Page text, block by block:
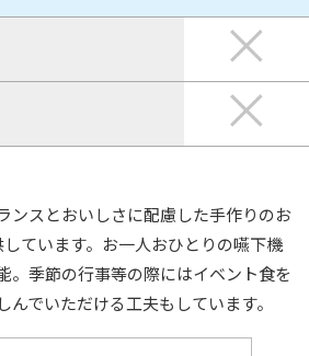
ンスとおいしさに配慮した手作りのお
ています。お一人おひとりの嚥下機
。季節の行事等の際にはイベント食を
んでいただける工夫もしています。